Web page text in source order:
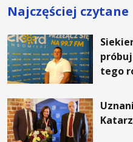
Najczęściej czytane
tego